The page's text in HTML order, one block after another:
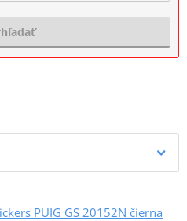
PUIG GS 20152N čierna